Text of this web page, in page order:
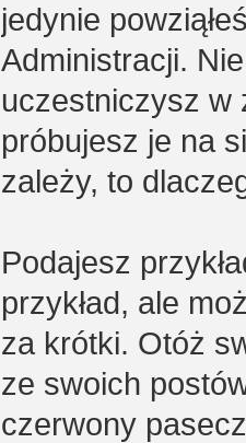
jedynie
Administracji.
uczestniczysz w
próbujesz je na
zależy, to
Podajesz
przykład, ale
za krótki. Otóż
ze swoich
czerwony